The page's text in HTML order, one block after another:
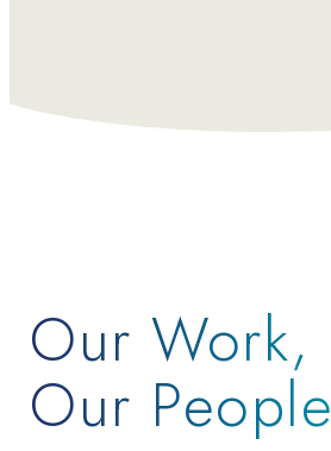
Our Work,
Our People